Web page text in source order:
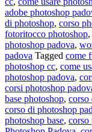
adobe photoshop
di photoshop, corso
fotoritocco photoshop,
photoshop padova,
padova Tagged come
photoshop cc, come
photoshop padova,
corsi photoshop
base photoshop, corso
corso di photoshop
photoshop base, corso